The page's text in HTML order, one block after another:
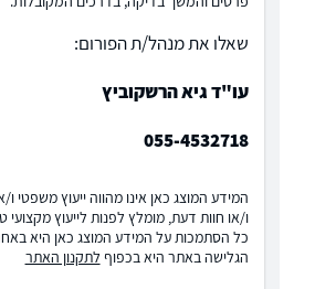
שאלו את מנהל/ת הפורום:
עו"ד גיא הרשקוביץ
055-4532718
המידע המוצג כאן אינו מהווה ייעוץ משפטי
ו/או חוות דעת, מומלץ לפנות לייעוץ
כל הסתמכות על המידע המוצג כאן היא
הגלישה באתר היא בכפוף לתקנון האתר